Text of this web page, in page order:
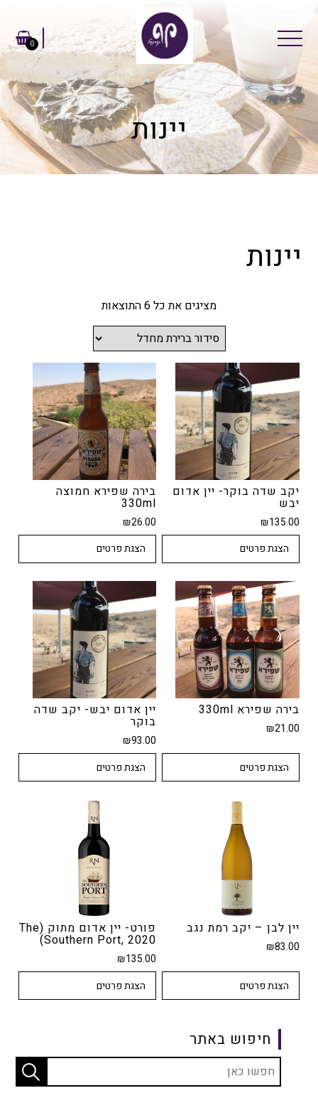
0
יינות
יינות
מציגים את כל ⁦6⁩ התוצאות
יקב שדה בוקר- יין אדום
יבש
₪135.00
הצגת פרטים
בירה שפירא חמוצה
330ml
₪26.00
הצגת פרטים
בירה שפירא 330ml
₪21.00
הצגת פרטים
יין אדום יבש- יקב שדה
בוקר
₪93.00
הצגת פרטים
יין לבן – יקב רמת נגב
₪83.00
הצגת פרטים
פורט- יין אדום מתוק (The
Southern Port, 2020)
₪135.00
הצגת פרטים
חיפוש באתר